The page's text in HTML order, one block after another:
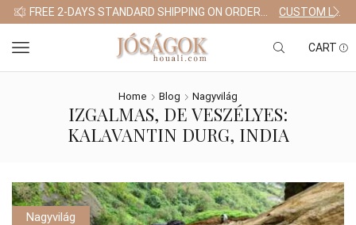
CUSTOM LINK
CART
Home Blog Nagyvilág
IZGALMAS, DE VESZÉLYES:
KALAVANTIN DURG, INDIA
Nagyvilág